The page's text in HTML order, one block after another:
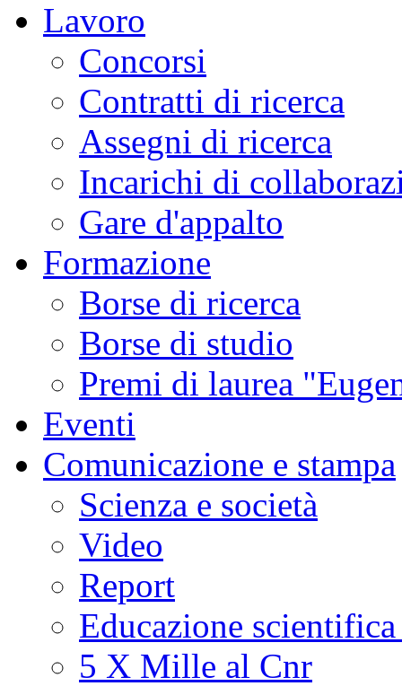
Lavoro
Concorsi
Contratti di ricerca
Assegni di ricerca
Incarichi di
Gare d'appalto
Formazione
Borse di ricerca
Borse di studio
Premi di laurea
Eventi
Comunicazione e stampa
Scienza e società
Video
Report
Educazione
5 X Mille al Cnr